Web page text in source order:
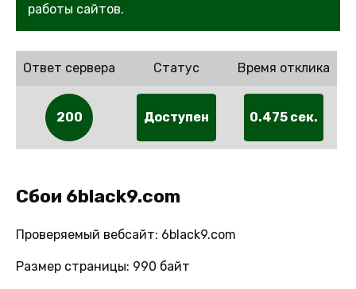
работы сайтов.
Ответ сервера
200
Статус
Доступен
Время отклика
0.475 сек.
Сбои 6black9.com
Проверяемый вебсайт: 6black9.com
Размер страницы: 990 байт